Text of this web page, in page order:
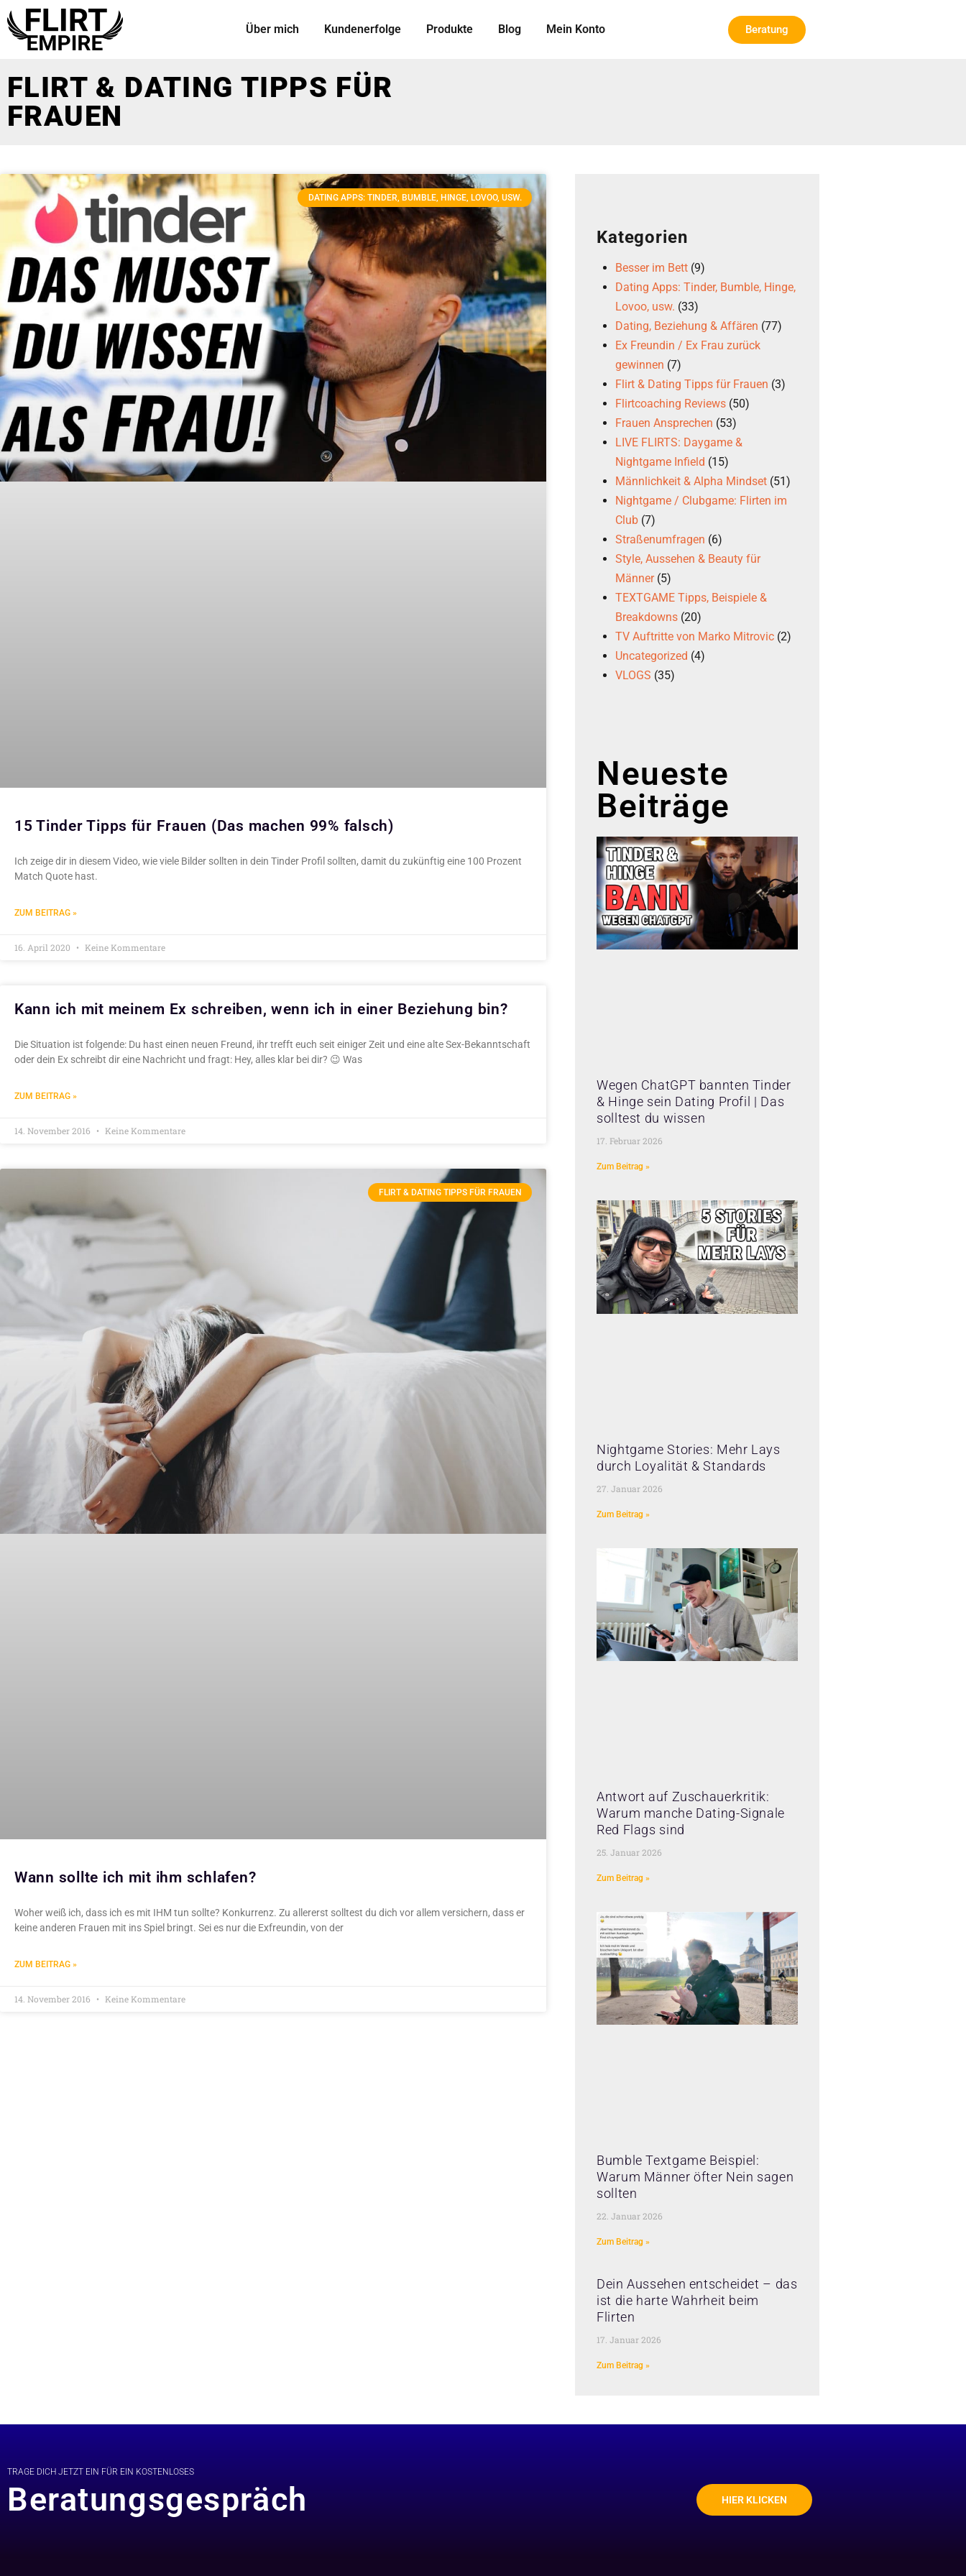
Über mich Kundenerfolge Produkte Blog Mein Konto Beratung
FLIRT & DATING TIPPS FÜR
FRAUEN
DATING APPS: TINDER, BUMBLE, HINGE, LOVOO, USW.
15 Tinder Tipps für Frauen (Das machen 99% falsch)
Ich zeige dir in diesem Video, wie viele Bilder sollten in dein Tinder Profil sollten, damit du zukünftig eine 100 Prozent
Match Quote hast.
ZUM BEITRAG »
16. April 2020 Keine Kommentare
Kann ich mit meinem Ex schreiben, wenn ich in einer Beziehung bin?
Die Situation ist folgende: Du hast einen neuen Freund, ihr trefft euch seit einiger Zeit und eine alte Sex-Bekanntschaft
oder dein Ex schreibt dir eine Nachricht und fragt: Hey, alles klar bei dir? 😉 Was
ZUM BEITRAG »
14. November 2016 Keine Kommentare
FLIRT & DATING TIPPS FÜR FRAUEN
Wann sollte ich mit ihm schlafen?
Woher weiß ich, dass ich es mit IHM tun sollte? Konkurrenz. Zu allererst solltest du dich vor allem versichern, dass er
keine anderen Frauen mit ins Spiel bringt. Sei es nur die Exfreundin, von der
ZUM BEITRAG »
14. November 2016 Keine Kommentare
Kategorien
Besser im Bett (9)
Dating Apps: Tinder, Bumble, Hinge,
Lovoo, usw. (33)
Dating, Beziehung & Affären (77)
Ex Freundin / Ex Frau zurück
gewinnen (7)
Flirt & Dating Tipps für Frauen (3)
Flirtcoaching Reviews (50)
Frauen Ansprechen (53)
LIVE FLIRTS: Daygame &
Nightgame Infield (15)
Männlichkeit & Alpha Mindset (51)
Nightgame / Clubgame: Flirten im
Club (7)
Straßenumfragen (6)
Style, Aussehen & Beauty für
Männer(5)
TEXTGAME Tipps, Beispiele &
Breakdowns (20)
TV Auftritte von Marko Mitrovic (2)
Uncategorized (4)
VLOGS (35)
Neueste
Beiträge
Wegen ChatGPT bannten Tinder
& Hinge sein Dating Profil | Das
solltest du wissen
17. Februar 2026
Zum Beitrag »
Nightgame Stories: Mehr Lays
durch Loyalität & Standards
27. Januar 2026
Zum Beitrag »
Antwort auf Zuschauerkritik:
Warum manche Dating-Signale
Red Flags sind
25. Januar 2026
Zum Beitrag »
Bumble Textgame Beispiel:
Warum Männer öfter Nein sagen
sollten
22. Januar 2026
Zum Beitrag »
Dein Aussehen entscheidet – das
ist die harte Wahrheit beim
Flirten
17. Januar 2026
Zum Beitrag »
TRAGE DICH JETZT EIN FÜR EIN KOSTENLOSES
Beratungsgespräch HIER KLICKEN